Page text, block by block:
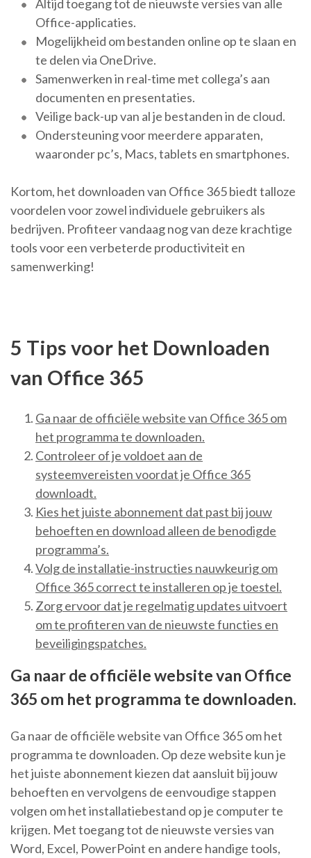
Altijd toegang tot de nieuwste versies van alle
Office-applicaties.
Mogelijkheid om bestanden online op te slaan en
te delen via OneDrive.
Samenwerken in real-time met collega’s aan
documenten en presentaties.
Veilige back-up van al je bestanden in de cloud.
Ondersteuning voor meerdere apparaten,
waaronder pc’s, Macs, tablets en smartphones.
Kortom, het downloaden van Office 365 biedt talloze
voordelen voor zowel individuele gebruikers als
bedrijven. Profiteer vandaag nog van deze krachtige
tools voor een verbeterde productiviteit en
samenwerking!
5 Tips voor het Downloaden
van Office 365
Ga naar de officiële website van Office 365 om
het programma te downloaden.
Controleer of je voldoet aan de
systeemvereisten voordat je Office 365
downloadt.
Kies het juiste abonnement dat past bij jouw
behoeften en download alleen de benodigde
programma’s.
Volg de installatie-instructies nauwkeurig om
Office 365 correct te installeren op je toestel.
Zorg ervoor dat je regelmatig updates uitvoert
om te profiteren van de nieuwste functies en
beveiligingspatches.
Ga naar de officiële website van Office
365 om het programma te downloaden.
Ga naar de officiële website van Office 365 om het
programma te downloaden. Op deze website kun je
het juiste abonnement kiezen dat aansluit bij jouw
behoeften en vervolgens de eenvoudige stappen
volgen om het installatiebestand op je computer te
krijgen. Met toegang tot de nieuwste versies van
Word, Excel, PowerPoint en andere handige tools,